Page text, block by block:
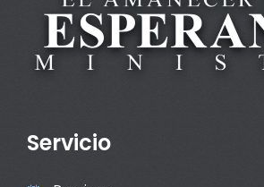
Servicio